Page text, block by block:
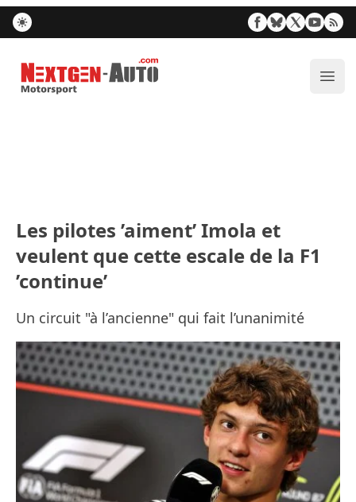
Nextgen-Auto.com
Les pilotes ’aiment’ Imola et
veulent que cette escale de la F1
’continue’
Un circuit "à l’ancienne" qui fait l’unanimité